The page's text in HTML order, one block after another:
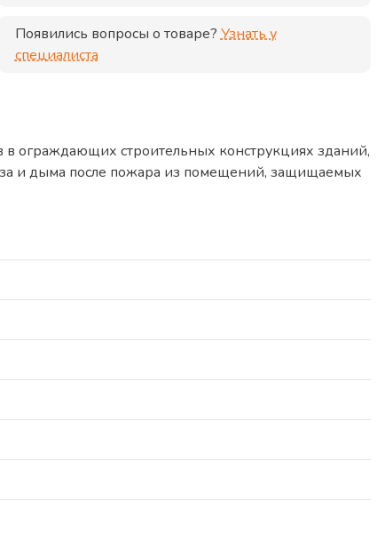
Появились вопросы о товаре? Узнать у
специалиста
ограждающих строительных конструкциях зданий,
и дыма после пожара из помещений, защищаемых